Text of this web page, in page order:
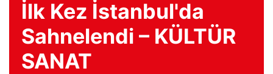
İlk Kez İstanbul'da
Sahnelendi – KÜLTÜR
SANAT